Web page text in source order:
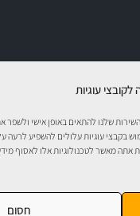
עוגיות
השירות שלנו להתאים באופן אישי
בקבצי עוגיות עלולים להשפיע לרעה
מאשר לטכנולוגיות אלו לאסוף
חסום